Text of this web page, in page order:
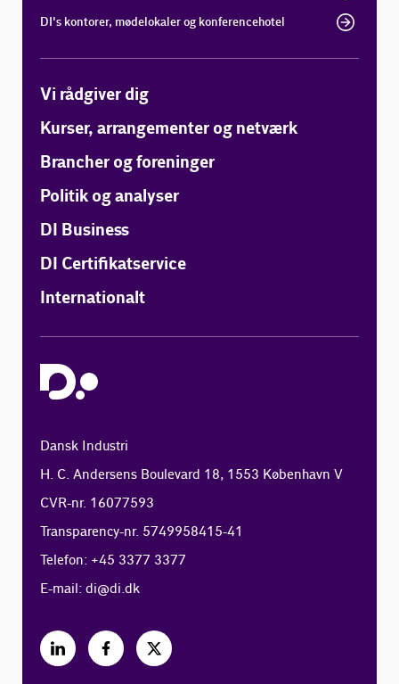
DI's kontorer, mødelokaler og konferencehotel
Vi rådgiver dig
Kurser, arrangementer og netværk
Brancher og foreninger
Politik og analyser
DI Business
DI Certifikatservice
Internationalt
Dansk Industri
H. C. Andersens Boulevard 18, 1553 København V
CVR-nr. 16077593
Transparency-nr. 5749958415-41
Telefon: +45 3377 3377
E-mail:di@di.dk